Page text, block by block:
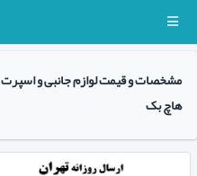
هاچ بک